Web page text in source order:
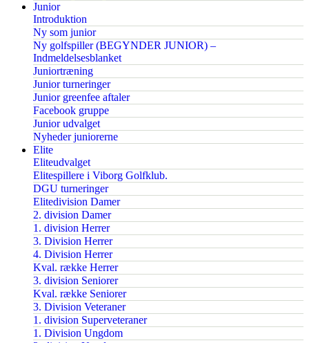
Junior
Introduktion
Ny som junior
Ny golfspiller (BEGYNDER JUNIOR) –
Indmeldelsesblanket
Juniortræning
Junior turneringer
Junior greenfee aftaler
Facebook gruppe
Junior udvalget
Nyheder juniorerne
Elite
Eliteudvalget
Elitespillere i Viborg Golfklub.
DGU turneringer
Elitedivision Damer
2. division Damer
1. division Herrer
3. Division Herrer
4. Division Herrer
Kval. række Herrer
3. division Seniorer
Kval. række Seniorer
3. Division Veteraner
1. division Superveteraner
1. Division Ungdom